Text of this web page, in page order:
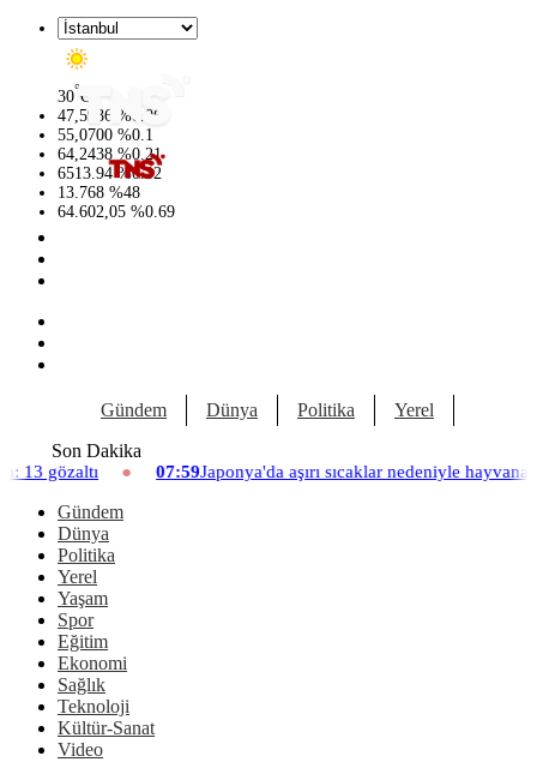
30°C
47,5986 %0.06
55,0700 %0.1
64,2438 %0.21
6513.94 %0.32
13.768 %48
64.602,05 %0.69
Gündem Dünya Politika Yerel
Son Dakika
07:59Japonya'da aşırı sıcaklar nedeniyle hayvanat bahçesinde üç
Gündem
Dünya
Politika
Yerel
Yaşam
Spor
Eğitim
Ekonomi
Sağlık
Teknoloji
Kültür-Sanat
Video